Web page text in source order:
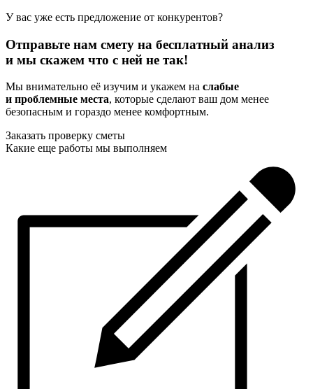
У вас уже есть предложение от конкурентов?
Отправьте нам смету на бесплатный анализ
и мы скажем что с ней не так!
Мы внимательно её изучим и укажем на слабые
и проблемные места, которые сделают ваш дом менее
безопасным и гораздо менее комфортным.
Заказать проверку сметы
Какие еще работы мы выполняем